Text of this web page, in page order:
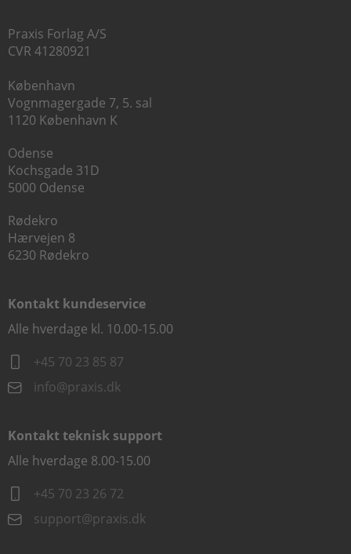
Praxis Forlag A/S
CVR 41280921
København
Vognmagergade 7, 5. sal
1120 København K
Odense
Kochsgade 31D
5000 Odense
Rødekro
Hærvejen 8
6230 Rødekro
Kontakt kundeservice
Alle hverdage kl. 10.00-15.00
+45 70 23 85 87
info@praxis.dk
Kontakt teknisk support
Alle hverdage 8.00-15.00
+45 70 23 26 72
support@praxis.dk